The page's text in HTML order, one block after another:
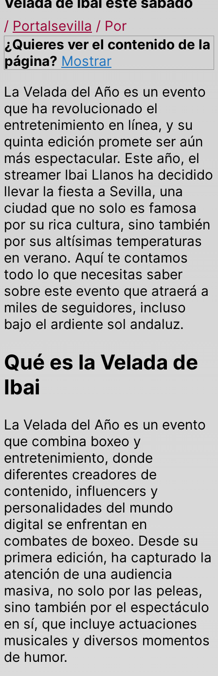
/ Portalsevilla / Por
¿Quieres ver el contenido de la
página? Mostrar
La Velada del Año es un evento
que ha revolucionado el
entretenimiento en línea, y su
quinta edición promete ser aún
más espectacular. Este año, el
streamer Ibai Llanos ha decidido
llevar la fiesta a Sevilla, una
ciudad que no solo es famosa
por su rica cultura, sino también
por sus altísimas temperaturas
en verano. Aquí te contamos
todo lo que necesitas saber
sobre este evento que atraerá a
miles de seguidores, incluso
bajo el ardiente sol andaluz.
Qué es la Velada de
Ibai
La Velada del Año es un evento
que combina boxeo y
entretenimiento, donde
diferentes creadores de
contenido, influencers y
personalidades del mundo
digital se enfrentan en
combates de boxeo. Desde su
primera edición, ha capturado la
atención de una audiencia
masiva, no solo por las peleas,
sino también por el espectáculo
en sí, que incluye actuaciones
musicales y diversos momentos
de humor.